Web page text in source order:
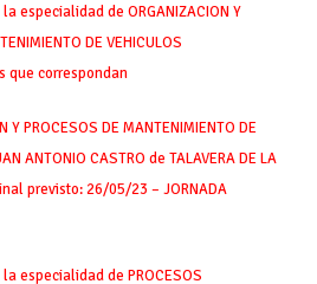
especialidad de ORGANIZACION Y
DE VEHICULOS
que correspondan
Y PROCESOS DE MANTENIMIENTO DE
ANTONIO CASTRO de TALAVERA DE LA
previsto: 26/05/23 – JORNADA
especialidad de PROCESOS